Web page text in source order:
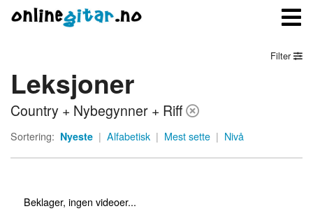
Meny
Logg inn
Filter
Leksjoner
Country + Nybegynner + Riff
Sortering: Nyeste | Alfabetisk | Mest sette | Nivå
Beklager, ingen videoer...